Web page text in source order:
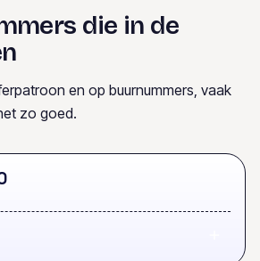
die in de
en op buurnummers, vaak
zo goed.